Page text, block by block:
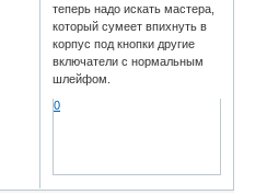
теперь надо искать мастера,
который сумеет впихнуть в
корпус под кнопки другие
включатели с нормальным
шлейфом.
0